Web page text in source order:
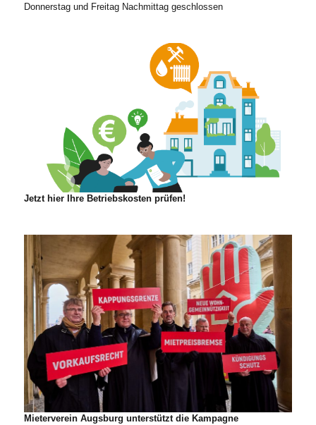
Donnerstag und Freitag Nachmittag geschlossen
Jetzt hier Ihre Betriebskosten prüfen!
Mieterverein Augsburg unterstützt die Kampagne